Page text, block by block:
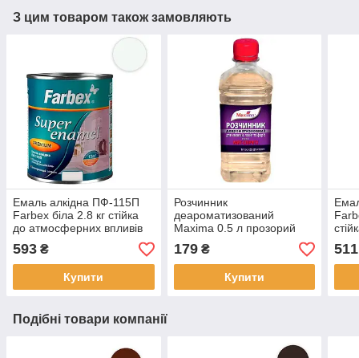
З цим товаром також замовляють
Емаль алкідна ПФ-115П
Farbex біла 2.8 кг стійка
до атмосферних впливів
та змін температур
високий ступінь блиску
593 ₴
Купити
Розчинник
деароматизований
Maxima 0.5 л прозорий
без запаху для
розчинення алкідних
емалей лаків ґрунтовок
олійних фарб
179₴
Купити
511
Подібні товари компанії